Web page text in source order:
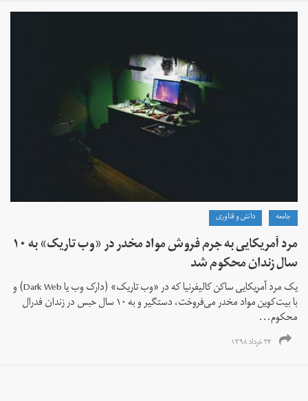
جامعه دانش و فناوری
مرد آمریکایی به‌ جرم فروش مواد مخدر در «وب تاریک» به ۱۰
سال زندان محکوم شد
یک مرد آمریکایی ساکن کالیفرنیا که در «وب تاریک» (دارک وب یا Dark Web) و
با بیت‌کوین مواد مخدر می‌‌فروخت، دستگیر و به ۱۰ سال حبس در زندان فدرال
محکوم...
۲۴ خرداد ۱۳۹۸